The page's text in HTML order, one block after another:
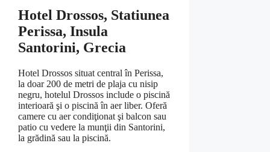
Hotel Drossos, Statiunea
Perissa, Insula
Santorini, Grecia
Hotel Drossos situat central în Perissa,
la doar 200 de metri de plaja cu nisip
negru, hotelul Drossos include o piscină
interioară şi o piscină în aer liber. Oferă
camere cu aer condiţionat şi balcon sau
patio cu vedere la munţii din Santorini,
la grădină sau la piscină.